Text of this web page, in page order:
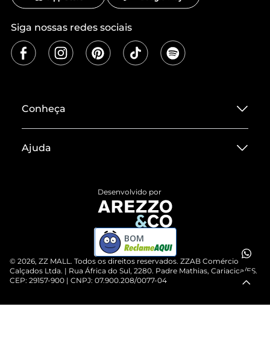
Siga nossas redes sociais
Conheça
Termos de Uso
Cartão Presente
Ajuda
Compre pelo WhatsApp
© 2026, ZZ MALL. Todos os direitos reservados. ZZAB Comércio de
Calçados Ltda. | Rua África do Sul, 2280. Padre Mathias, Cariacica/ES.
CEP: 29157-900 | CNPJ: 07.900.208/0077-04
Desenvolvido por
BOM